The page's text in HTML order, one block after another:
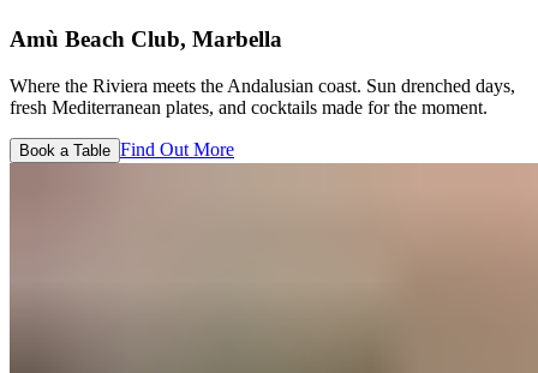
Amù Beach Club, Marbella​​​​‌ ‍ ​‍​‍‌‍ ‌ ​‍‌‍‍‌‌‍‌ ‌‍‍‌‌‍ ‍​‍​‍​ ‍‍​‍​‍‌ ​ ‌‍​‌‌‍ ‍‌‍‍‌‌ ‌​‌ ‍‌​‍ ‍‌‍‍‌‌‍ ​‍​‍​‍ ​​‍​‍‌‍‍​‌ ​‍‌‍‌‌‌‍‌‍​‍​‍​ ‍‍​‍​‍‌‍‍​‌ ‌​‌ ‌​‌ ​​‌ ​ ​ ‍‍​‍ ​‍ ‌‍ ​​‍ ‌‌‍​‌‌‍ ‍‌‍‌​​‍ ‌‌ ​‍​‍ ‌‌‍‍​‌‍ ‌ ‌​‌‍‌‌‌‍ ​‌ ​ ​‍ ‌‌ ​ ‌ ‌​‌ ‌‌‌‍‌​‌‍‍‌‌‍ ​‍ ‍‌ ‌‍‌‍‌‌‌ ​‍‌‍​ ‌‍‌‌‌‍ ​​‍ ‍‌‍​‌‌ ​​‌ ​​​‍ ‌‍‍‌‌‍ ‍‌ ‌​‌‍‌‌‌‍ ‍‌ ‌​​‍ ‌‍‌‌‌‍‌​‌‍‍‌‌ ‌​​‍ ‌‍ ‌‌‍ ‌‍‌​‌‍‌‌​ ‌‌ ​​‌ ​‍‌‍‌‌‌ ​ ‌‍‌‌‌‍ ‍‌ ‌​‌‍​‌‌ ‌​‌‍‍‌‌‍ ‌‍ ‍​ ‍ ‌‍‍‌‌‍‌​​ ‌‌‍‍​‌‍ ‌ ‌​‌‍‌‌‌‍ ​‌‌​ ‌‍‍‌‌ ‌​‌‍‌‌‌​‍​‌‍ ‌‍ ‌‌‍‌‌‌‌​​‌‍​‌‌‍‌ ‌‍‌‌​‍ ‌‌‍​ ​ ‍​‌‍‌‍‌‍‌​​ ‌ ​ ​​​ ​‌​ ​ ​‍ ‌​ ​‌​ ‌ ​ ​​​ ‌ ​‍ ‌​ ‌​‌‍‌​‌‍‌‌​ ‌‌​‍ ‌‌‍​‌​ ​​‌‍‌‍‌‍​‌​‍ ‌​ ​‌‌‍‌‍​ ‌‌​ ‌‌‌‍​ ​ ​​​ ‌ ​ ​‍‌‍​ ​ ​​​ ‌​‌‍‌‌​ ‍ ‌ ‌​‌ ‍‌‌ ​​‌‍‌‌​ ‌‌‍‍​‌‍ ‌ ‌​‌‍‌‌‌‍ ​‌‌​ ‌‍‍‌‌ ‌​‌‍‌‌‌​‍​‌‍ ‌‍ ‌‌‍‌‌‌‌​​‌‍​‌‌‍‌ ‌‍‌‌​ ‍ ‌ ​​‌‍​‌‌ ‌​‌‍‍​​ ‌‌ ​​‌‍​‌‌‍‌ ‌‍‌‌‌​​‍‌ ‌‌‌‍‍‌‌‍ ​‌‍‌​‌‍‌‌‌ ​‍​‍‌‌​ ‌‌‌​​‍‌‌ ‌‍‍ ‌‍‌‌‌ ‍‌​‍‌‌​ ​ ‌​‌​​‍‌‌​ ​ ‌​‌​​‍‌‌​ ​‍​ ​‍​ ‌ ​ ​​‌‍‌‍‌‍​‌​ ​‌​ ​ ​ ‌‍‌‍​‌​ ‌‌​ ​‍‌‍‌‌​ ​​​‍‌‌​ ​‍​ ​‍​‍‌‌​ ‌‌‌​‌​​‍ ‍‌‍​ ‌‍ ‌‍ ‍‌ ‌​‌‍‌‌‌‍ ‍‌ ‌​​‍‌‌​ ‌‌‌​​‍‌‌ ‌‍‍ ‌‍‌‌‌ ‍‌​‍‌‌​ ​ ‌​‌​​‍‌‌​ ​ ‌​‌​​‍‌‌​ ​‍​ ​‍​ ​‍​ ​​‌‍‌​‌‍​‍​ ‌‍​ ‌​​ ‌​‌‍​‍​ ‍‌​ ‌ ​ ​‍​ ​‍​‍‌‌​ ​‍​ ​‍​‍‌‌​ ‌‌‌​‌​​‍ ‍‌ ‌​‌‍‍‌‌ ‌​‌‍ ​‌‍‌‌​ ‌‍​‍‌‍​‌‌ ​ ‌‍‌‌‌‌‌‌‌ ​‍‌‍ ​​ ‌‌‍‍​‌ ‌​‌ ‌​‌ ​​‌ ​ ​‍‌‌​ ​ ‌​​‌​‍‌‌​ ​‍‌​‌‍​‍‌‌​ ​‍‌​‌‍‌‍ ​​‍ ‌‌‍​‌‌‍ ‍‌‍‌​​‍ ‌‌ ​‍​‍ ‌‌‍‍​‌‍ ‌ ‌​‌‍‌‌‌‍ ​‌ ​ ​‍ ‌‌ ​ ‌ ‌​‌ ‌‌‌‍‌​‌‍‍‌‌‍ ​‍ ‍‌ ‌‍‌‍‌‌‌ ​‍‌‍​ ‌‍‌‌‌‍ ​​‍ ‍‌‍​‌‌ ​​‌ ​​​‍‌‍‌‍‍‌‌‍‌​​ ‌‌‍‍​‌‍ ‌ ‌​‌‍‌‌‌‍ ​‌‌​ ‌‍‍‌‌ ‌​‌‍‌‌‌​‍​‌‍ ‌‍ ‌‌‍‌‌‌‌​​‌‍​‌‌‍‌ ‌‍‌‌​‍ ‌‌‍​ ​ ‍​‌‍‌‍‌‍‌​​ ‌ ​ ​​​ ​‌​ ​ ​‍ ‌​ ​‌​ ‌ ​ ​​​ ‌ ​‍ ‌​ ‌​‌‍‌​‌‍‌‌​ ‌‌​‍ ‌‌‍​‌​ ​​‌‍‌‍‌‍​‌​‍ ‌​ ​‌‌‍‌‍​ ‌‌​ ‌‌‌‍​ ​ ​​​ ‌ ​ ​‍‌‍​ ​ ​​​ ‌​‌‍‌‌​‍‌‍‌ ‌​‌ ‍‌‌ ​​‌‍‌‌​ ‌‌‍‍​‌‍ ‌ ‌​‌‍‌‌‌‍ ​‌‌​ ‌‍‍‌‌ ‌​‌‍‌‌‌​‍​‌‍ ‌‍ ‌‌‍‌‌‌‌​​‌‍​‌‌‍‌ ‌‍‌‌​‍‌‍‌ ​​‌‍​‌‌ ‌​‌‍‍​​ ‌‌ ​​‌‍​‌‌‍‌ ‌‍‌‌‌​​‍‌ ‌‌‌‍‍‌‌‍ ​‌‍‌​‌‍‌‌‌ ​‍​‍‌‌​ ‌‌‌​​‍‌‌ ‌‍‍ ‌‍‌‌‌ ‍‌​‍‌‌​ ​ ‌​‌​​‍‌‌​ ​ ‌​‌​​‍‌‌​ ​‍​ ​‍​ ‌ ​ ​​‌‍‌‍‌‍​‌​ ​‌​ ​ ​ ‌‍‌‍​‌​ ‌‌​ ​‍‌‍‌‌​ ​​​‍‌‌​ ​‍​ ​‍​‍‌‌​ ‌‌‌​‌​​‍ ‍‌‍​ ‌‍ ‌‍ ‍‌ ‌​‌‍‌‌‌‍ ‍‌ ‌​​‍‌‌​ ‌‌‌​​‍‌‌ ‌‍‍ ‌‍‌‌‌ ‍‌​‍‌‌​ ​ ‌​‌​​‍‌‌​ ​ ‌​‌​​‍‌‌​ ​‍​ ​‍​ ​‍​ ​​‌‍‌​‌‍​‍​ ‌‍​ ‌​​ ‌​‌‍​‍​ ‍‌​ ‌ ​ ​‍​ ​‍​‍‌‌​ ​‍​ ​‍​‍‌‌​ ‌‌‌​‌​​‍ ‍‌ ‌​‌‍‍‌‌ ‌​‌‍ ​‌‍‌‌​‍‌‍‌ ​​‌‍‌‌‌ ​‍‌ ​ ‌ ​​‌‍‌‌‌‍​ ‌ ‌​‌‍‍‌‌ ‌‍‌‍‌‌​ ‌‌ ​​‌ ‌‌‌‍​‍‌‍ ​‌‍‍‌‌ ​ ‌‍‍​‌‍‌‌‌‍‌​​‍​‍‌ ‌
Where the Riviera meets the Andalusian coast. Sun drenched days,
fresh Mediterranean plates, and cocktails made for the moment. ​​​​‌ ‍ ​‍​‍‌‍ ‌ ​‍‌‍‍‌‌‍‌ ‌‍‍‌‌‍ ‍​‍​‍​ ‍‍​‍​‍‌ ​ ‌‍​‌‌‍ ‍‌‍‍‌‌ ‌​‌ ‍‌​‍ ‍‌‍‍‌‌‍ ​‍​‍​‍ ​​‍​‍‌‍‍​‌ ​‍‌‍‌‌‌‍‌‍​‍​‍​ ‍‍​‍​‍‌‍‍​‌ ‌​‌ ‌​‌ ​​‌ ​ ​ ‍‍​‍ ​‍ ‌‍ ​​‍ ‌‌‍​‌‌‍ ‍‌‍‌​​‍ ‌‌ ​‍​‍ ‌‌‍‍​‌‍ ‌ ‌​‌‍‌‌‌‍ ​‌ ​ ​‍ ‌‌ ​ ‌ ‌​‌ ‌‌‌‍‌​‌‍‍‌‌‍ ​‍ ‍‌ ‌‍‌‍‌‌‌ ​‍‌‍​ ‌‍‌‌‌‍ ​​‍ ‍‌‍​‌‌ ​​‌ ​​​‍ ‌‍‍‌‌‍ ‍‌ ‌​‌‍‌‌‌‍ ‍‌ ‌​​‍ ‌‍‌‌‌‍‌​‌‍‍‌‌ ‌​​‍ ‌‍ ‌‌‍ ‌‍‌​‌‍‌‌​ ‌‌ ​​‌ ​‍‌‍‌‌‌ ​ ‌‍‌‌‌‍ ‍‌ ‌​‌‍​‌‌ ‌​‌‍‍‌‌‍ ‌‍ ‍​ ‍ ‌‍‍‌‌‍‌​​ ‌‌‍‍​‌‍ ‌ ‌​‌‍‌‌‌‍ ​‌‌​ ‌‍‍‌‌ ‌​‌‍‌‌‌​‍​‌‍ ‌‍ ‌‌‍‌‌‌‌​​‌‍​‌‌‍‌ ‌‍‌‌​‍ ‌‌‍​ ​ ‍​‌‍‌‍‌‍‌​​ ‌ ​ ​​​ ​‌​ ​ ​‍ ‌​ ​‌​ ‌ ​ ​​​ ‌ ​‍ ‌​ ‌​‌‍‌​‌‍‌‌​ ‌‌​‍ ‌‌‍​‌​ ​​‌‍‌‍‌‍​‌​‍ ‌​ ​‌‌‍‌‍​ ‌‌​ ‌‌‌‍​ ​ ​​​ ‌ ​ ​‍‌‍​ ​ ​​​ ‌​‌‍‌‌​ ‍ ‌ ‌​‌ ‍‌‌ ​​‌‍‌‌​ ‌‌‍‍​‌‍ ‌ ‌​‌‍‌‌‌‍ ​‌‌​ ‌‍‍‌‌ ‌​‌‍‌‌‌​‍​‌‍ ‌‍ ‌‌‍‌‌‌‌​​‌‍​‌‌‍‌ ‌‍‌‌​ ‍ ‌ ​​‌‍​‌‌ ‌​‌‍‍​​ ‌‌ ​​‌‍​‌‌‍‌ ‌‍‌‌‌​​‍‌ ‌‌‌‍‍‌‌‍ ​‌‍‌​‌‍‌‌‌ ​‍​‍‌‌​ ‌‌‌​​‍‌‌ ‌‍‍ ‌‍‌‌‌ ‍‌​‍‌‌​ ​ ‌​‌​​‍‌‌​ ​ ‌​‌​​‍‌‌​ ​‍​ ​‍​ ‌ ​ ​​‌‍‌‍‌‍​‌​ ​‌​ ​ ​ ‌‍‌‍​‌​ ‌‌​ ​‍‌‍‌‌​ ​​​‍‌‌​ ​‍​ ​‍​‍‌‌​ ‌‌‌​‌​​‍ ‍‌‍​ ‌‍ ‌‍ ‍‌ ‌​‌‍‌‌‌‍ ‍‌ ‌​​‍‌‌​ ‌‌‌​​‍‌‌ ‌‍‍ ‌‍‌‌‌ ‍‌​‍‌‌​ ​ ‌​‌​​‍‌‌​ ​ ‌​‌​​‍‌‌​ ​‍​ ​‍​ ​‍​ ​​‌‍‌​‌‍​‍​ ‌‍​ ‌​​ ‌​‌‍​‍​ ‍‌​ ‌ ​ ​‍​ ​‍​‍‌‌​ ​‍​ ​‍​‍‌‌​ ‌‌‌​‌​​‍ ‍‌‍‌‌‌ ‍​‌‍​ ‌‍‌‌‌ ​‍‌ ​​‌ ‌​​ ‌‍​‍‌‍​‌‌ ​ ‌‍‌‌‌‌‌‌‌ ​‍‌‍ ​​ ‌‌‍‍​‌ ‌​‌ ‌​‌ ​​‌ ​ ​‍‌‌​ ​ ‌​​‌​‍‌‌​ ​‍‌​‌‍​‍‌‌​ ​‍‌​‌‍‌‍ ​​‍ ‌‌‍​‌‌‍ ‍‌‍‌​​‍ ‌‌ ​‍​‍ ‌‌‍‍​‌‍ ‌ ‌​‌‍‌‌‌‍ ​‌ ​ ​‍ ‌‌ ​ ‌ ‌​‌ ‌‌‌‍‌​‌‍‍‌‌‍ ​‍ ‍‌ ‌‍‌‍‌‌‌ ​‍‌‍​ ‌‍‌‌‌‍ ​​‍ ‍‌‍​‌‌ ​​‌ ​​​‍‌‍‌‍‍‌‌‍‌​​ ‌‌‍‍​‌‍ ‌ ‌​‌‍‌‌‌‍ ​‌‌​ ‌‍‍‌‌ ‌​‌‍‌‌‌​‍​‌‍ ‌‍ ‌‌‍‌‌‌‌​​‌‍​‌‌‍‌ ‌‍‌‌​‍ ‌‌‍​ ​ ‍​‌‍‌‍‌‍‌​​ ‌ ​ ​​​ ​‌​ ​ ​‍ ‌​ ​‌​ ‌ ​ ​​​ ‌ ​‍ ‌​ ‌​‌‍‌​‌‍‌‌​ ‌‌​‍ ‌‌‍​‌​ ​​‌‍‌‍‌‍​‌​‍ ‌​ ​‌‌‍‌‍​ ‌‌​ ‌‌‌‍​ ​ ​​​ ‌ ​ ​‍‌‍​ ​ ​​​ ‌​‌‍‌‌​‍‌‍‌ ‌​‌ ‍‌‌ ​​‌‍‌‌​ ‌‌‍‍​‌‍ ‌ ‌​‌‍‌‌‌‍ ​‌‌​ ‌‍‍‌‌ ‌​‌‍‌‌‌​‍​‌‍ ‌‍ ‌‌‍‌‌‌‌​​‌‍​‌‌‍‌ ‌‍‌‌​‍‌‍‌ ​​‌‍​‌‌ ‌​‌‍‍​​ ‌‌ ​​‌‍​‌‌‍‌ ‌‍‌‌‌​​‍‌ ‌‌‌‍‍‌‌‍ ​‌‍‌​‌‍‌‌‌ ​‍​‍‌‌​ ‌‌‌​​‍‌‌ ‌‍‍ ‌‍‌‌‌ ‍‌​‍‌‌​ ​ ‌​‌​​‍‌‌​ ​ ‌​‌​​‍‌‌​ ​‍​ ​‍​ ‌ ​ ​​‌‍‌‍‌‍​‌​ ​‌​ ​ ​ ‌‍‌‍​‌​ ‌‌​ ​‍‌‍‌‌​ ​​​‍‌‌​ ​‍​ ​‍​‍‌‌​ ‌‌‌​‌​​‍ ‍‌‍​ ‌‍ ‌‍ ‍‌ ‌​‌‍‌‌‌‍ ‍‌ ‌​​‍‌‌​ ‌‌‌​​‍‌‌ ‌‍‍ ‌‍‌‌‌ ‍‌​‍‌‌​ ​ ‌​‌​​‍‌‌​ ​ ‌​‌​​‍‌‌​ ​‍​ ​‍​ ​‍​ ​​‌‍‌​‌‍​‍​ ‌‍​ ‌​​ ‌​‌‍​‍​ ‍‌​ ‌ ​ ​‍​ ​‍​‍‌‌​ ​‍​ ​‍​‍‌‌​ ‌‌‌​‌​​‍ ‍‌‍‌‌‌ ‍​‌‍​ ‌‍‌‌‌ ​‍‌ ​​‌ ‌​​‍‌‍‌ ​​‌‍‌‌‌ ​‍‌ ​ ‌ ​​‌‍‌‌‌‍​ ‌ ‌​‌‍‍‌‌ ‌‍‌‍‌‌​ ‌‌ ​​‌ ‌‌‌‍​‍‌‍ ​‌‍‍‌‌ ​ ‌‍‍​‌‍‌‌‌‍‌​​‍​‍‌ ‌
Book a Table​​​​‌ ‍ ​‍​‍‌‍ ‌ ​‍‌‍‍‌‌‍‌ ‌‍‍‌‌‍ ‍​‍​‍​ ‍‍​‍​‍‌ ​ ‌‍​‌‌‍ ‍‌‍‍‌‌ ‌​‌ ‍‌​‍ ‍‌‍‍‌‌‍ ​‍​‍​‍ ​​‍​‍‌‍‍​‌ ​‍‌‍‌‌‌‍‌‍​‍​‍​ ‍‍​‍​‍‌‍‍​‌ ‌​‌ ‌​‌ ​​‌ ​ ​ ‍‍​‍ ​‍ ‌‍ ​​‍ ‌‌‍​‌‌‍ ‍‌‍‌​​‍ ‌‌ ​‍​‍ ‌‌‍‍​‌‍ ‌ ‌​‌‍‌‌‌‍ ​‌ ​ ​‍ ‌‌ ​ ‌ ‌​‌ ‌‌‌‍‌​‌‍‍‌‌‍ ​‍ ‍‌ ‌‍‌‍‌‌‌ ​‍‌‍​ ‌‍‌‌‌‍ ​​‍ ‍‌‍​‌‌ ​​‌ ​​​‍ ‌‍‍‌‌‍ ‍‌ ‌​‌‍‌‌‌‍ ‍‌ ‌​​‍ ‌‍‌‌‌‍‌​‌‍‍‌‌ ‌​​‍ ‌‍ ‌‌‍ ‌‍‌​‌‍‌‌​ ‌‌ ​​‌ ​‍‌‍‌‌‌ ​ ‌‍‌‌‌‍ ‍‌ ‌​‌‍​‌‌ ‌​‌‍‍‌‌‍ ‌‍ ‍​ ‍ ‌‍‍‌‌‍‌​​ ‌‌‍‍​‌‍ ‌ ‌​‌‍‌‌‌‍ ​‌‌​ ‌‍‍‌‌ ‌​‌‍‌‌‌​‍​‌‍ ‌‍ ‌‌‍‌‌‌‌​​‌‍​‌‌‍‌ ‌‍‌‌​‍ ‌‌‍​ ​ ‍​‌‍‌‍‌‍‌​​ ‌ ​ ​​​ ​‌​ ​ ​‍ ‌​ ​‌​ ‌ ​ ​​​ ‌ ​‍ ‌​ ‌​‌‍‌​‌‍‌‌​ ‌‌​‍ ‌‌‍​‌​ ​​‌‍‌‍‌‍​‌​‍ ‌​ ​‌‌‍‌‍​ ‌‌​ ‌‌‌‍​ ​ ​​​ ‌ ​ ​‍‌‍​ ​ ​​​ ‌​‌‍‌‌​ ‍ ‌ ‌​‌ ‍‌‌ ​​‌‍‌‌​ ‌‌‍‍​‌‍ ‌ ‌​‌‍‌‌‌‍ ​‌‌​ ‌‍‍‌‌ ‌​‌‍‌‌‌​‍​‌‍ ‌‍ ‌‌‍‌‌‌‌​​‌‍​‌‌‍‌ ‌‍‌‌​ ‍ ‌ ​​‌‍​‌‌ ‌​‌‍‍​​ ‌‌ ​​‌‍​‌‌‍‌ ‌‍‌‌‌​​‍‌ ‌‌‌‍‍‌‌‍ ​‌‍‌​‌‍‌‌‌ ​‍​‍‌‌​ ‌‌‌​​‍‌‌ ‌‍‍ ‌‍‌‌‌ ‍‌​‍‌‌​ ​ ‌​‌​​‍‌‌​ ​ ‌​‌​​‍‌‌​ ​‍​ ​‍​ ‌ ​ ​​‌‍‌‍‌‍​‌​ ​‌​ ​ ​ ‌‍‌‍​‌​ ‌‌​ ​‍‌‍‌‌​ ​​​‍‌‌​ ​‍​ ​‍​‍‌‌​ ‌‌‌​‌​​‍ ‍‌‍​ ‌‍ ‌‍ ‍‌ ‌​‌‍‌‌‌‍ ‍‌ ‌​​‍‌‌​ ‌‌‌​​‍‌‌ ‌‍‍ ‌‍‌‌‌ ‍‌​‍‌‌​ ​ ‌​‌​​‍‌‌​ ​ ‌​‌​​‍‌‌​ ​‍​ ​‍​ ​‍​ ​​‌‍‌​‌‍​‍​ ‌‍​ ‌​​ ‌​‌‍​‍​ ‍‌​ ‌ ​ ​‍​ ​‍​‍‌‌​ ​‍​ ​‍​‍‌‌​ ‌‌‌​‌​​‍ ‍‌ ​​‌ ​‍‌‍‍‌‌‍ ‌‌‍​‌‌ ​‍‌ ‍‌‌​​ ‌ ‌​‌‍​‌​‍ ‍‌‍ ​‌‍​‌‌‍​‍‌‍‌‌‌‍ ​​ ‌‍​‍‌‍​‌‌ ​ ‌‍‌‌‌‌‌‌‌ ​‍‌‍ ​​ ‌‌‍‍​‌ ‌​‌ ‌​‌ ​​‌ ​ ​‍‌‌​ ​ ‌​​‌​‍‌‌​ ​‍‌​‌‍​‍‌‌​ ​‍‌​‌‍‌‍ ​​‍ ‌‌‍​‌‌‍ ‍‌‍‌​​‍ ‌‌ ​‍​‍ ‌‌‍‍​‌‍ ‌ ‌​‌‍‌‌‌‍ ​‌ ​ ​‍ ‌‌ ​ ‌ ‌​‌ ‌‌‌‍‌​‌‍‍‌‌‍ ​‍ ‍‌ ‌‍‌‍‌‌‌ ​‍‌‍​ ‌‍‌‌‌‍ ​​‍ ‍‌‍​‌‌ ​​‌ ​​​‍‌‍‌‍‍‌‌‍‌​​ ‌‌‍‍​‌‍ ‌ ‌​‌‍‌‌‌‍ ​‌‌​ ‌‍‍‌‌ ‌​‌‍‌‌‌​‍​‌‍ ‌‍ ‌‌‍‌‌‌‌​​‌‍​‌‌‍‌ ‌‍‌‌​‍ ‌‌‍​ ​ ‍​‌‍‌‍‌‍‌​​ ‌ ​ ​​​ ​‌​ ​ ​‍ ‌​ ​‌​ ‌ ​ ​​​ ‌ ​‍ ‌​ ‌​‌‍‌​‌‍‌‌​ ‌‌​‍ ‌‌‍​‌​ ​​‌‍‌‍‌‍​‌​‍ ‌​ ​‌‌‍‌‍​ ‌‌​ ‌‌‌‍​ ​ ​​​ ‌ ​ ​‍‌‍​ ​ ​​​ ‌​‌‍‌‌​‍‌‍‌ ‌​‌ ‍‌‌ ​​‌‍‌‌​ ‌‌‍‍​‌‍ ‌ ‌​‌‍‌‌‌‍ ​‌‌​ ‌‍‍‌‌ ‌​‌‍‌‌‌​‍​‌‍ ‌‍ ‌‌‍‌‌‌‌​​‌‍​‌‌‍‌ ‌‍‌‌​‍‌‍‌ ​​‌‍​‌‌ ‌​‌‍‍​​ ‌‌ ​​‌‍​‌‌‍‌ ‌‍‌‌‌​​‍‌ ‌‌‌‍‍‌‌‍ ​‌‍‌​‌‍‌‌‌ ​‍​‍‌‌​ ‌‌‌​​‍‌‌ ‌‍‍ ‌‍‌‌‌ ‍‌​‍‌‌​ ​ ‌​‌​​‍‌‌​ ​ ‌​‌​​‍‌‌​ ​‍​ ​‍​ ‌ ​ ​​‌‍‌‍‌‍​‌​ ​‌​ ​ ​ ‌‍‌‍​‌​ ‌‌​ ​‍‌‍‌‌​ ​​​‍‌‌​ ​‍​ ​‍​‍‌‌​ ‌‌‌​‌​​‍ ‍‌‍​ ‌‍ ‌‍ ‍‌ ‌​‌‍‌‌‌‍ ‍‌ ‌​​‍‌‌​ ‌‌‌​​‍‌‌ ‌‍‍ ‌‍‌‌‌ ‍‌​‍‌‌​ ​ ‌​‌​​‍‌‌​ ​ ‌​‌​​‍‌‌​ ​‍​ ​‍​ ​‍​ ​​‌‍‌​‌‍​‍​ ‌‍​ ‌​​ ‌​‌‍​‍​ ‍‌​ ‌ ​ ​‍​ ​‍​‍‌‌​ ​‍​ ​‍​‍‌‌​ ‌‌‌​‌​​‍ ‍‌ ​​‌ ​‍‌‍‍‌‌‍ ‌‌‍​‌‌ ​‍‌ ‍‌‌​​ ‌ ‌​‌‍​‌​‍ ‍‌‍ ​‌‍​‌‌‍​‍‌‍‌‌‌‍ ​​‍‌‍‌ ​​‌‍‌‌‌ ​‍‌ ​ ‌ ​​‌‍‌‌‌‍​ ‌ ‌​‌‍‍‌‌ ‌‍‌‍‌‌​ ‌‌ ​​‌ ‌‌‌‍​‍‌‍ ​‌‍‍‌‌ ​ ‌‍‍​‌‍‌‌‌‍‌​​‍​‍‌ ‌ Find Out More​​​​‌ ‍ ​‍​‍‌‍ ‌ ​‍‌‍‍‌‌‍‌ ‌‍‍‌‌‍ ‍​‍​‍​ ‍‍​‍​‍‌ ​ ‌‍​‌‌‍ ‍‌‍‍‌‌ ‌​‌ ‍‌​‍ ‍‌‍‍‌‌‍ ​‍​‍​‍ ​​‍​‍‌‍‍​‌ ​‍‌‍‌‌‌‍‌‍​‍​‍​ ‍‍​‍​‍‌‍‍​‌ ‌​‌ ‌​‌ ​​‌ ​ ​ ‍‍​‍ ​‍ ‌‍ ​​‍ ‌‌‍​‌‌‍ ‍‌‍‌​​‍ ‌‌ ​‍​‍ ‌‌‍‍​‌‍ ‌ ‌​‌‍‌‌‌‍ ​‌ ​ ​‍ ‌‌ ​ ‌ ‌​‌ ‌‌‌‍‌​‌‍‍‌‌‍ ​‍ ‍‌ ‌‍‌‍‌‌‌ ​‍‌‍​ ‌‍‌‌‌‍ ​​‍ ‍‌‍​‌‌ ​​‌ ​​​‍ ‌‍‍‌‌‍ ‍‌ ‌​‌‍‌‌‌‍ ‍‌ ‌​​‍ ‌‍‌‌‌‍‌​‌‍‍‌‌ ‌​​‍ ‌‍ ‌‌‍ ‌‍‌​‌‍‌‌​ ‌‌ ​​‌ ​‍‌‍‌‌‌ ​ ‌‍‌‌‌‍ ‍‌ ‌​‌‍​‌‌ ‌​‌‍‍‌‌‍ ‌‍ ‍​ ‍ ‌‍‍‌‌‍‌​​ ‌‌‍‍​‌‍ ‌ ‌​‌‍‌‌‌‍ ​‌‌​ ‌‍‍‌‌ ‌​‌‍‌‌‌​‍​‌‍ ‌‍ ‌‌‍‌‌‌‌​​‌‍​‌‌‍‌ ‌‍‌‌​‍ ‌‌‍​ ​ ‍​‌‍‌‍‌‍‌​​ ‌ ​ ​​​ ​‌​ ​ ​‍ ‌​ ​‌​ ‌ ​ ​​​ ‌ ​‍ ‌​ ‌​‌‍‌​‌‍‌‌​ ‌‌​‍ ‌‌‍​‌​ ​​‌‍‌‍‌‍​‌​‍ ‌​ ​‌‌‍‌‍​ ‌‌​ ‌‌‌‍​ ​ ​​​ ‌ ​ ​‍‌‍​ ​ ​​​ ‌​‌‍‌‌​ ‍ ‌ ‌​‌ ‍‌‌ ​​‌‍‌‌​ ‌‌‍‍​‌‍ ‌ ‌​‌‍‌‌‌‍ ​‌‌​ ‌‍‍‌‌ ‌​‌‍‌‌‌​‍​‌‍ ‌‍ ‌‌‍‌‌‌‌​​‌‍​‌‌‍‌ ‌‍‌‌​ ‍ ‌ ​​‌‍​‌‌ ‌​‌‍‍​​ ‌‌ ​​‌‍​‌‌‍‌ ‌‍‌‌‌​​‍‌ ‌‌‌‍‍‌‌‍ ​‌‍‌​‌‍‌‌‌ ​‍​‍‌‌​ ‌‌‌​​‍‌‌ ‌‍‍ ‌‍‌‌‌ ‍‌​‍‌‌​ ​ ‌​‌​​‍‌‌​ ​ ‌​‌​​‍‌‌​ ​‍​ ​‍​ ‌ ​ ​​‌‍‌‍‌‍​‌​ ​‌​ ​ ​ ‌‍‌‍​‌​ ‌‌​ ​‍‌‍‌‌​ ​​​‍‌‌​ ​‍​ ​‍​‍‌‌​ ‌‌‌​‌​​‍ ‍‌‍​ ‌‍ ‌‍ ‍‌ ‌​‌‍‌‌‌‍ ‍‌ ‌​​‍‌‌​ ‌‌‌​​‍‌‌ ‌‍‍ ‌‍‌‌‌ ‍‌​‍‌‌​ ​ ‌​‌​​‍‌‌​ ​ ‌​‌​​‍‌‌​ ​‍​ ​‍​ ​‍​ ​​‌‍‌​‌‍​‍​ ‌‍​ ‌​​ ‌​‌‍​‍​ ‍‌​ ‌ ​ ​‍​ ​‍​‍‌‌​ ​‍​ ​‍​‍‌‌​ ‌‌‌​‌​​‍ ‍‌ ​ ‌‍‌‌‌‍​ ‌‍ ‌‍ ‍‌‍‌​‌‍​‌‌ ​‍‌ ‍‌‌​​ ‌ ‌​‌‍​‌​‍ ‍‌‍ ​‌‍​‌‌‍​‍‌‍‌‌‌‍ ​​ ‌‍​‍‌‍​‌‌ ​ ‌‍‌‌‌‌‌‌‌ ​‍‌‍ ​​ ‌‌‍‍​‌ ‌​‌ ‌​‌ ​​‌ ​ ​‍‌‌​ ​ ‌​​‌​‍‌‌​ ​‍‌​‌‍​‍‌‌​ ​‍‌​‌‍‌‍ ​​‍ ‌‌‍​‌‌‍ ‍‌‍‌​​‍ ‌‌ ​‍​‍ ‌‌‍‍​‌‍ ‌ ‌​‌‍‌‌‌‍ ​‌ ​ ​‍ ‌‌ ​ ‌ ‌​‌ ‌‌‌‍‌​‌‍‍‌‌‍ ​‍ ‍‌ ‌‍‌‍‌‌‌ ​‍‌‍​ ‌‍‌‌‌‍ ​​‍ ‍‌‍​‌‌ ​​‌ ​​​‍‌‍‌‍‍‌‌‍‌​​ ‌‌‍‍​‌‍ ‌ ‌​‌‍‌‌‌‍ ​‌‌​ ‌‍‍‌‌ ‌​‌‍‌‌‌​‍​‌‍ ‌‍ ‌‌‍‌‌‌‌​​‌‍​‌‌‍‌ ‌‍‌‌​‍ ‌‌‍​ ​ ‍​‌‍‌‍‌‍‌​​ ‌ ​ ​​​ ​‌​ ​ ​‍ ‌​ ​‌​ ‌ ​ ​​​ ‌ ​‍ ‌​ ‌​‌‍‌​‌‍‌‌​ ‌‌​‍ ‌‌‍​‌​ ​​‌‍‌‍‌‍​‌​‍ ‌​ ​‌‌‍‌‍​ ‌‌​ ‌‌‌‍​ ​ ​​​ ‌ ​ ​‍‌‍​ ​ ​​​ ‌​‌‍‌‌​‍‌‍‌ ‌​‌ ‍‌‌ ​​‌‍‌‌​ ‌‌‍‍​‌‍ ‌ ‌​‌‍‌‌‌‍ ​‌‌​ ‌‍‍‌‌ ‌​‌‍‌‌‌​‍​‌‍ ‌‍ ‌‌‍‌‌‌‌​​‌‍​‌‌‍‌ ‌‍‌‌​‍‌‍‌ ​​‌‍​‌‌ ‌​‌‍‍​​ ‌‌ ​​‌‍​‌‌‍‌ ‌‍‌‌‌​​‍‌ ‌‌‌‍‍‌‌‍ ​‌‍‌​‌‍‌‌‌ ​‍​‍‌‌​ ‌‌‌​​‍‌‌ ‌‍‍ ‌‍‌‌‌ ‍‌​‍‌‌​ ​ ‌​‌​​‍‌‌​ ​ ‌​‌​​‍‌‌​ ​‍​ ​‍​ ‌ ​ ​​‌‍‌‍‌‍​‌​ ​‌​ ​ ​ ‌‍‌‍​‌​ ‌‌​ ​‍‌‍‌‌​ ​​​‍‌‌​ ​‍​ ​‍​‍‌‌​ ‌‌‌​‌​​‍ ‍‌‍​ ‌‍ ‌‍ ‍‌ ‌​‌‍‌‌‌‍ ‍‌ ‌​​‍‌‌​ ‌‌‌​​‍‌‌ ‌‍‍ ‌‍‌‌‌ ‍‌​‍‌‌​ ​ ‌​‌​​‍‌‌​ ​ ‌​‌​​‍‌‌​ ​‍​ ​‍​ ​‍​ ​​‌‍‌​‌‍​‍​ ‌‍​ ‌​​ ‌​‌‍​‍​ ‍‌​ ‌ ​ ​‍​ ​‍​‍‌‌​ ​‍​ ​‍​‍‌‌​ ‌‌‌​‌​​‍ ‍‌ ​ ‌‍‌‌‌‍​ ‌‍ ‌‍ ‍‌‍‌​‌‍​‌‌ ​‍‌ ‍‌‌​​ ‌ ‌​‌‍​‌​‍ ‍‌‍ ​‌‍​‌‌‍​‍‌‍‌‌‌‍ ​​‍‌‍‌ ​​‌‍‌‌‌ ​‍‌ ​ ‌ ​​‌‍‌‌‌‍​ ‌ ‌​‌‍‍‌‌ ‌‍‌‍‌‌​ ‌‌ ​​‌ ‌‌‌‍​‍‌‍ ​‌‍‍‌‌ ​ ‌‍‍​‌‍‌‌‌‍‌​​‍​‍‌ ‌